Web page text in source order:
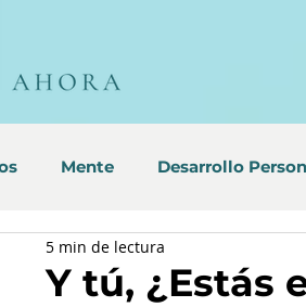
Mente Desarrollo
Y tú, ¿Estás
5 min de lectura